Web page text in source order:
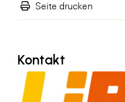
Seite drucken
Kontakt